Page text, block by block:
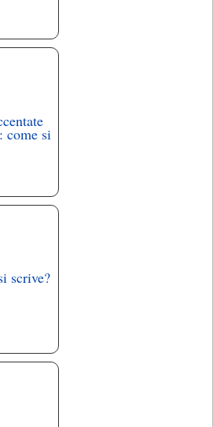
si
scrive?